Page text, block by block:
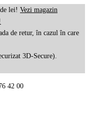
lei! Vezi magazin
de retur, în cazul în care
3D-Secure).
42 00